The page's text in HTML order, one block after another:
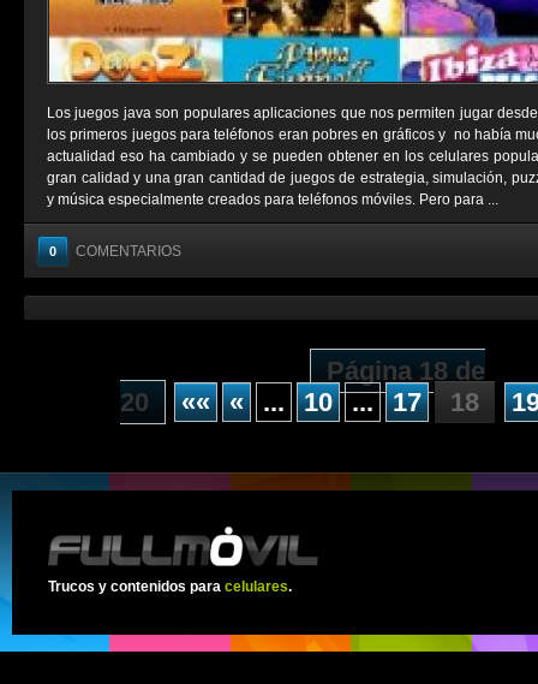
Los juegos java son populares aplicaciones que nos permiten jugar
los primeros juegos para teléfonos eran pobres en gráficos y no había
actualidad eso ha cambiado y se pueden obtener en los celulares
gran calidad y una gran cantidad de juegos de estrategia, simulación,
y música especialmente creados para teléfonos móviles. Pero para ...
0 COMENTARIOS
Página 18 de
20
«« « ... 10 ... 17 18
Trucos y contenidos para celulares.